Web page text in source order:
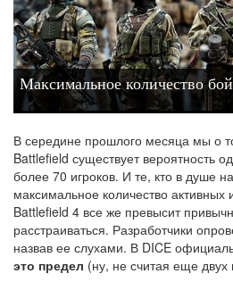
Максимальное количество
В середине прошлого месяца мы о
Battlefield существует вероятность
более 70 игроков. И те, кто в душе
максимальное количество активных
Battlefield 4 все же превысит
расстраиваться. Разработчики
назвав ее слухами. В DICE
это предел (ну, не считая еще двух